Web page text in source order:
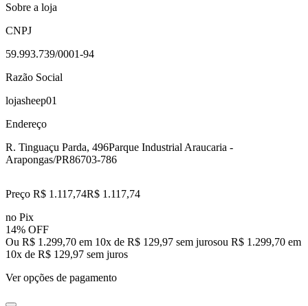
Sobre a loja
CNPJ
59.993.739/0001-94
Razão Social
lojasheep01
Endereço
R. Tinguaçu Parda, 496Parque Industrial Araucaria -
Arapongas/PR86703-786
Preço R$ 1.117,74R$ 1.117,74
no Pix
14% OFF
Ou R$ 1.299,70 em 10x de R$ 129,97 sem jurosou R$ 1.299,70 em
10x de R$ 129,97 sem juros
Ver opções de pagamento